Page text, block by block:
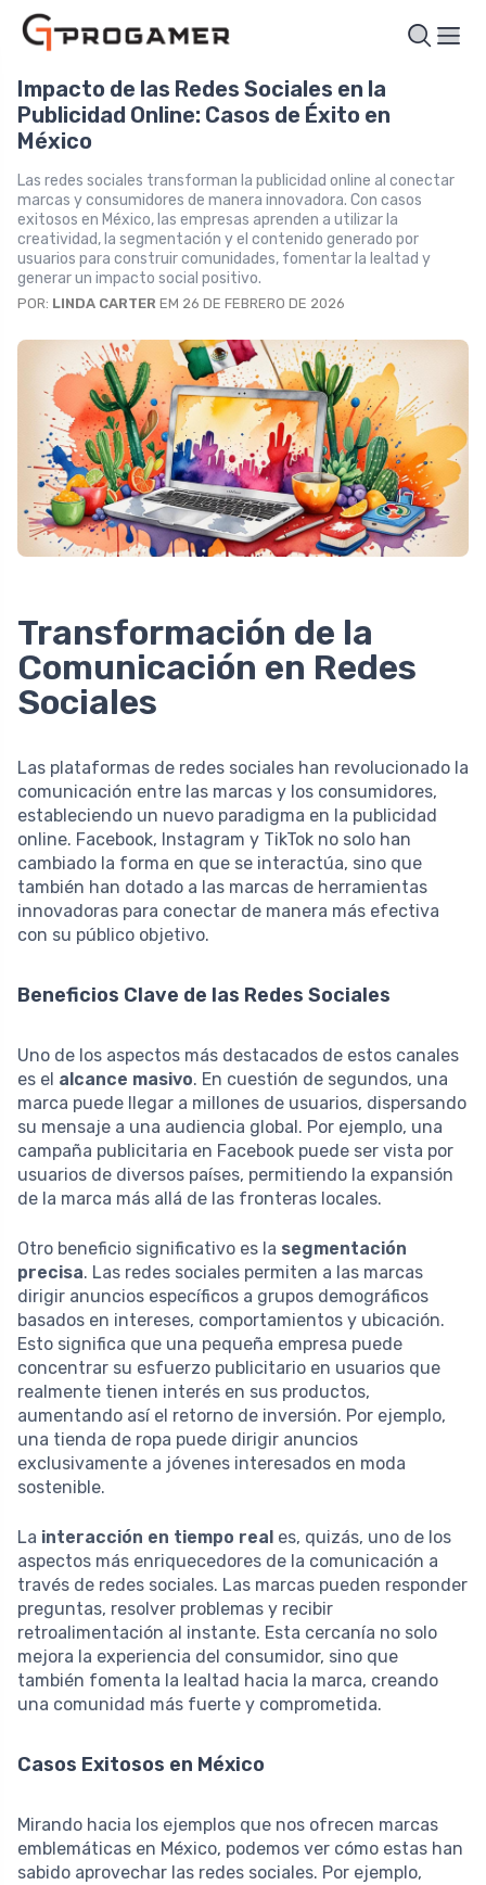
Impacto de las Redes Sociales en la
Publicidad Online: Casos de Éxito en
México
Las redes sociales transforman la publicidad online al conectar
marcas y consumidores de manera innovadora. Con casos
exitosos en México, las empresas aprenden a utilizar la
creatividad, la segmentación y el contenido generado por
usuarios para construir comunidades, fomentar la lealtad y
generar un impacto social positivo.
POR: LINDA CARTER EM 26 DE FEBRERO DE 2026
Transformación de la
Comunicación en Redes
Sociales
Las plataformas de redes sociales han revolucionado la
comunicación entre las marcas y los consumidores,
estableciendo un nuevo paradigma en la publicidad
online. Facebook, Instagram y TikTok no solo han
cambiado la forma en que se interactúa, sino que
también han dotado a las marcas de herramientas
innovadoras para conectar de manera más efectiva
con su público objetivo.
Beneficios Clave de las Redes Sociales
Uno de los aspectos más destacados de estos canales
es el alcance masivo. En cuestión de segundos, una
marca puede llegar a millones de usuarios, dispersando
su mensaje a una audiencia global. Por ejemplo, una
campaña publicitaria en Facebook puede ser vista por
usuarios de diversos países, permitiendo la expansión
de la marca más allá de las fronteras locales.
Otro beneficio significativo es la segmentación
precisa. Las redes sociales permiten a las marcas
dirigir anuncios específicos a grupos demográficos
basados en intereses, comportamientos y ubicación.
Esto significa que una pequeña empresa puede
concentrar su esfuerzo publicitario en usuarios que
realmente tienen interés en sus productos,
aumentando así el retorno de inversión. Por ejemplo,
una tienda de ropa puede dirigir anuncios
exclusivamente a jóvenes interesados en moda
sostenible.
La interacción en tiempo real es, quizás, uno de los
aspectos más enriquecedores de la comunicación a
través de redes sociales. Las marcas pueden responder
preguntas, resolver problemas y recibir
retroalimentación al instante. Esta cercanía no solo
mejora la experiencia del consumidor, sino que
también fomenta la lealtad hacia la marca, creando
una comunidad más fuerte y comprometida.
Casos Exitosos en México
Mirando hacia los ejemplos que nos ofrecen marcas
emblemáticas en México, podemos ver cómo estas han
sabido aprovechar las redes sociales. Por ejemplo,